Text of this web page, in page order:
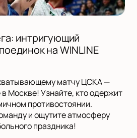
интригующий
на WINLINE
матчу ЦСКА —
Москве! Узнайте, кто одержит
противостоянии.
и ощутите атмосферу
праздника!